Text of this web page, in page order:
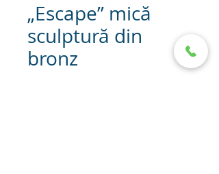
„Escape” mică
sculptură din
bronz